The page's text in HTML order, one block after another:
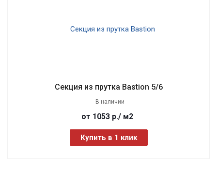
Секция из прутка Bastion 5/6
В наличии
от 1053 р./ м2
Купить в 1 клик